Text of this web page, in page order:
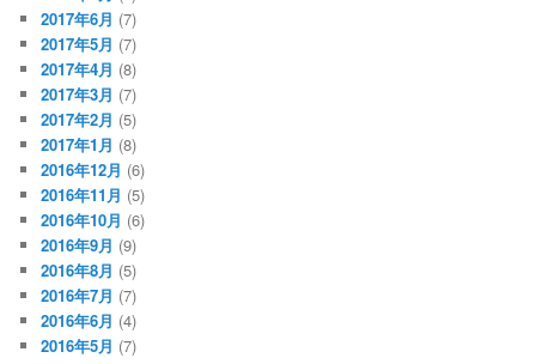
2017年6月 (7)
2017年5月 (7)
2017年4月 (8)
2017年3月 (7)
2017年2月 (5)
2017年1月 (8)
2016年12月 (6)
2016年11月 (5)
2016年10月 (6)
2016年9月 (9)
2016年8月 (5)
2016年7月 (7)
2016年6月 (4)
2016年5月 (7)